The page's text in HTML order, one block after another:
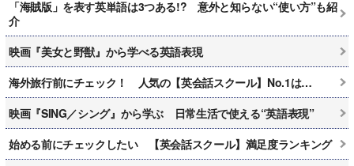
「海賊版」を表す英単語は3つある!? 意外と知らない“使い方”も紹
介
映画『美女と野獣』から学べる英語表現
海外旅行前にチェック！ 人気の【英会話スクール】No.1は…
映画『SING／シング』から学ぶ 日常生活で使える“英語表現”
始める前にチェックしたい 【英会話スクール】満足度ランキング